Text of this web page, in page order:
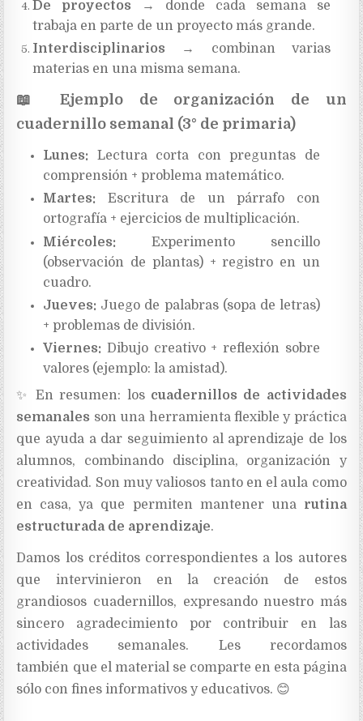
De proyectos → donde cada semana se
trabaja en parte de un proyecto más grande.
Interdisciplinarios → combinan varias
materias en una misma semana.
📖
Ejemplo de organización de un
cuadernillo semanal (3° de primaria)
Lunes: Lectura corta con preguntas de
comprensión + problema matemático.
Martes: Escritura de un párrafo con
ortografía + ejercicios de multiplicación.
Miércoles: Experimento sencillo
(observación de plantas) + registro en un
cuadro.
Jueves: Juego de palabras (sopa de letras)
+ problemas de división.
Viernes: Dibujo creativo + reflexión sobre
valores (ejemplo: la amistad).
✨
En resumen: los cuadernillos de actividades
semanales son una herramienta flexible y práctica
que ayuda a dar seguimiento al aprendizaje de los
alumnos, combinando disciplina, organización y
creatividad. Son muy valiosos tanto en el aula como
en casa, ya que permiten mantener una rutina
estructurada de aprendizaje.
Damos los créditos correspondientes a los autores
que intervinieron en la creación de estos
grandiosos cuadernillos, expresando nuestro más
sincero agradecimiento por contribuir en las
actividades semanales. Les recordamos
también que el material se comparte en esta página
sólo con fines informativos y educativos. 😊